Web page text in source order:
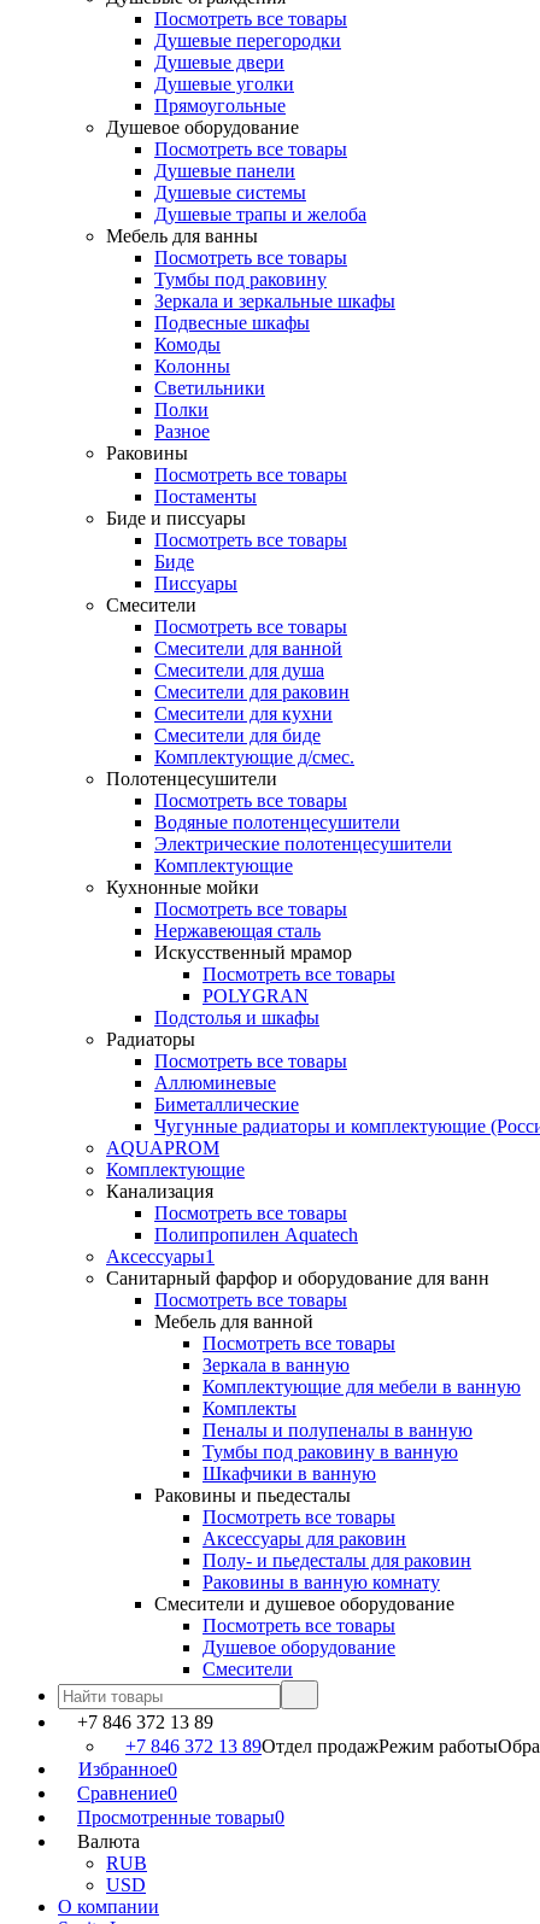
Посмотреть все товары
Душевые перегородки
Душевые двери
Душевые уголки
Прямоугольные
Душевое оборудование
Посмотреть все товары
Душевые панели
Душевые системы
Душевые трапы и желоба
Мебель для ванны
Посмотреть все товары
Тумбы под раковину
Зеркала и зеркальные шкафы
Подвесные шкафы
Комоды
Колонны
Светильники
Полки
Разное
Раковины
Посмотреть все товары
Постаменты
Биде и писсуары
Посмотреть все товары
Биде
Писсуары
Смесители
Посмотреть все товары
Смесители для ванной
Смесители для душа
Смесители для раковин
Смесители для кухни
Смесители для биде
Комплектующие д/смес.
Полотенцесушители
Посмотреть все товары
Водяные полотенцесушители
Электрические полотенцесушители
Комплектующие
Кухнонные мойки
Посмотреть все товары
Нержавеющая сталь
Искусственный мрамор
Посмотреть все товары
POLYGRAN
Подстолья и шкафы
Радиаторы
Посмотреть все товары
Аллюминевые
Биметаллические
Чугунные радиаторы и комплектующие
AQUAPROM
Комплектующие
Канализация
Посмотреть все товары
Полипропилен Aquatech
Аксессуары1
Санитарный фарфор и оборудование для ванн
Посмотреть все товары
Мебель для ванной
Посмотреть все товары
Зеркала в ванную
Комплектующие для мебели в ванную
Комплекты
Пеналы и полупеналы в ванную
Тумбы под раковину в ванную
Шкафчики в ванную
Раковины и пьедесталы
Посмотреть все товары
Аксессуары для раковин
Полу- и пьедесталы для раковин
Раковины в ванную комнату
Смесители и душевое оборудование
Посмотреть все товары
Душевое оборудование
Смесители
+7 846 372 13 89
+7 846 372 13 89Отдел продажРежим работы
Избранное0
Сравнение0
Просмотренные товары0
Валюта
RUB
USD
О компании